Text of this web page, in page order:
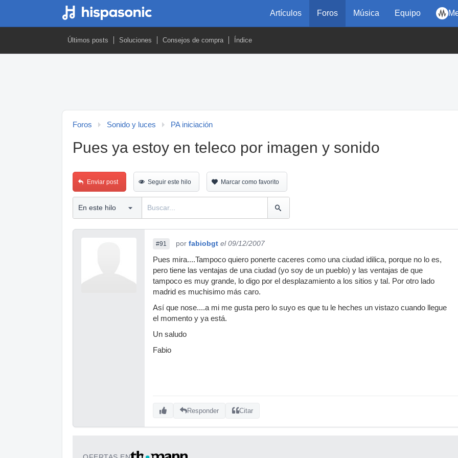
Artículos Foros Música Equipo
Últimos posts Soluciones Consejos de compra Índice
Foros Sonido y luces PA iniciación
Pues ya estoy en teleco por imagen y sonido
Enviar post Seguir este hilo Marcar como favorito
#91 por fabiobgt el 09/12/2007
Pues mira....Tampoco quiero ponerte caceres como una ciudad idilica, porque no lo es,
pero tiene las ventajas de una ciudad (yo soy de un pueblo) y las ventajas de que
tampoco es muy grande, lo digo por el desplazamiento a los sitios y tal. Por otro lado
madrid es muchisimo más caro.
Así que nose....a mi me gusta pero lo suyo es que tu le heches un vistazo cuando llegue
el momento y ya está.
Un saludo
Fabio
Responder Citar